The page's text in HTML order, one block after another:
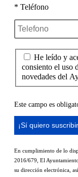
* Teléfono
He leído y
consiento el uso
novedades del
Este campo es
En cumplimiento de lo
2016/679, El
su dirección electrónica,